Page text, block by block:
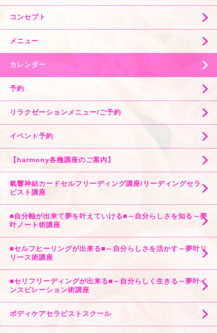
コンセプト
メニュー
カレンダー
予約
リラクゼーションメニュー/ご予約
イベント予約
【harmony各種講座のご案内】
氣響神結カードセルフリーディング講座/リーディングセラ
ピスト講座
■自分軸が出来て夢を叶えていける■～自分らしさを知る～夢
叶ノート術講座
■セルフヒーリングが出来る■～自分らしさを活かす～夢叶リ
リース術講座
■セリフリーディングが出来る■～自分らしく生きる～夢叶イ
ンスピレーション術講座
ボディケアセラピストスクール